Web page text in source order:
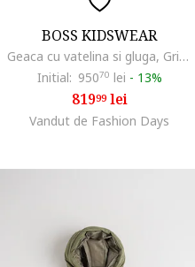
BOSS KIDSWEAR
Geaca cu vatelina si gluga, Gri melange
Initial: 95070 lei - 13%
81999lei
Vandut de Fashion Days